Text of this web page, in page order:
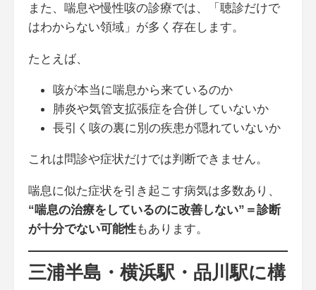
また、喘息や慢性咳の診療では、「聴診だけで
はわからない領域」が多く存在します。
たとえば、
咳が本当に喘息から来ているのか
肺炎や気管支拡張症を合併していないか
長引く咳の裏に別の疾患が隠れていないか
これは問診や症状だけでは判断できません。
喘息に似た症状を引き起こす病気は多数あり、
“喘息の治療をしているのに改善しない”＝診断
が十分でない可能性もあります。
三浦半島・横浜駅・品川駅に構